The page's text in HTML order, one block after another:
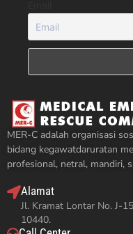
MER-C adalah organisasi
bidang kegawatdaruratan
profesional, netral, mandiri,
Alamat
Jl. Kramat Lontar No. J-
10440.